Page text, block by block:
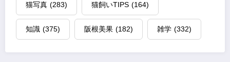
猫写真 (283) 猫飼いTIPS (164)
知識 (375) 阪根美果 (182) 雑学 (332)